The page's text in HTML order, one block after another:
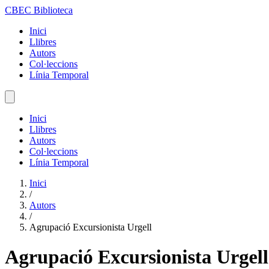
CBEC Biblioteca
Inici
Llibres
Autors
Col·leccions
Línia Temporal
Inici
Llibres
Autors
Col·leccions
Línia Temporal
Inici
/
Autors
/
Agrupació Excursionista Urgell
Agrupació Excursionista Urgell